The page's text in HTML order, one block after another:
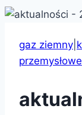
gaz ziemny
przemysłowe